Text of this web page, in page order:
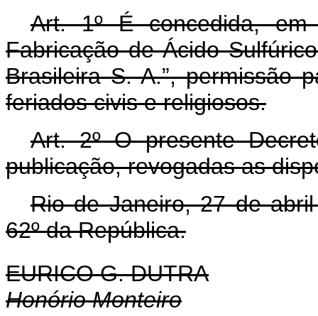
Art. 1º É concedida,
Fabricação de Ácido
Brasileira S. A.”, permissão
feriados civis e religiosos.
Art. 2º O presente
publicação, revogadas as
Rio de Janeiro, 27 de
62º da República.
EURICO G. DUTRA
Honório Monteiro